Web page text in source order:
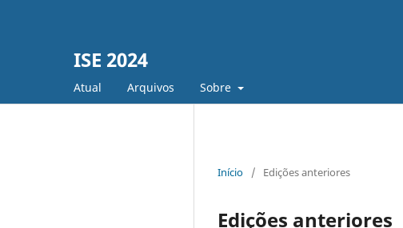
ISE 2024
Atual Arquivos Sobre
Início / Edições anteriores
Edições anteriores